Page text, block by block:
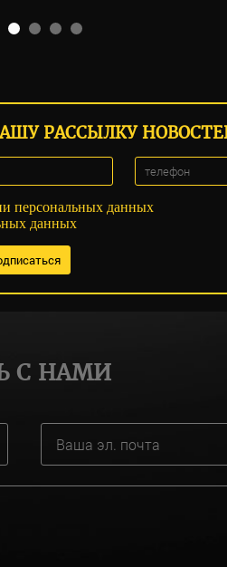
РАССЫЛКУ
персональных данных
данных
С НАМИ